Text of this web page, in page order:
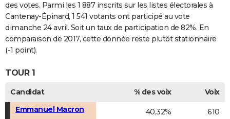
des votes. Parmi les 1 887 inscrits sur les listes électorales à
Cantenay-Épinard, 1 541 votants ont participé au vote
dimanche 24 avril. Soit un taux de participation de 82%. En
comparaison de 2017, cette donnée reste plutôt stationnaire
(-1 point).
TOUR 1
Candidat % des voix
Voix
Emmanuel Macron
40,32% 610